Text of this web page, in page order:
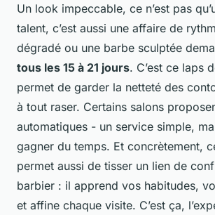
Un look impeccable, ce n’est pas
talent, c’est aussi une affaire de
dégradé ou une barbe sculptée
tous les 15 à 21 jours. C’est ce laps
permet de garder la netteté des
à tout raser. Certains salons
automatiques - un service simple,
gagner du temps. Et concrètement,
permet aussi de tisser un lien de
barbier : il apprend vos habitudes,
et affine chaque visite. C’est ça,